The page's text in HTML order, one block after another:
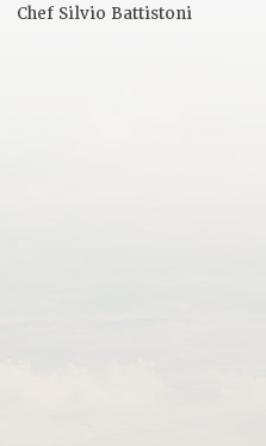
Chef Silvio Battistoni